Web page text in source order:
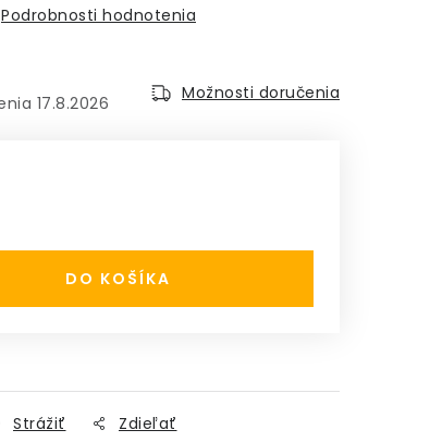
Podrobnosti hodnotenia
17.8.2026
Možnosti doručenia
DO KOŠÍKA
Strážiť Zdieľať